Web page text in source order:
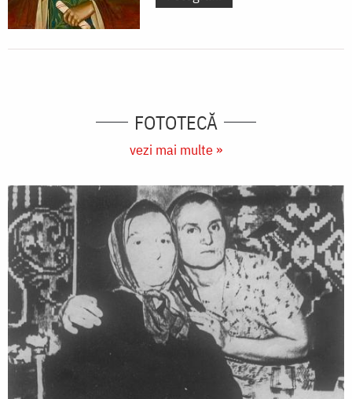
FOTOTECĂ
vezi mai multe »